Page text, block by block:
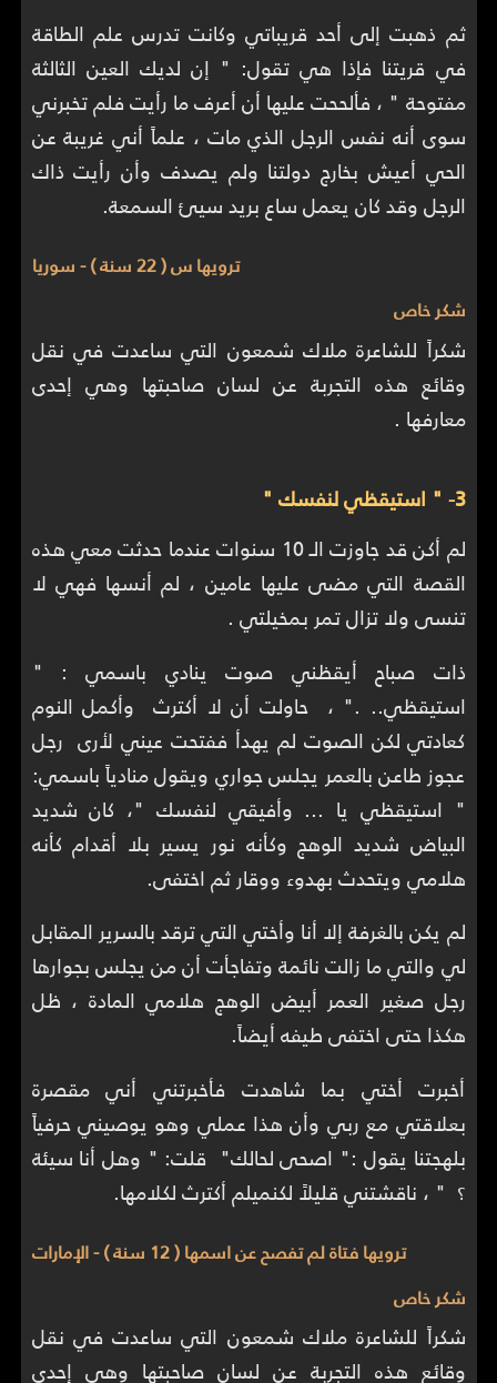
ثم ذهبت إلى أحد قريباتي وكانت تدرس علم الطاقة
في قريتنا فإذا هي تقول: " إن لديك العين الثالثة
مفتوحة " ، فألححت عليها أن أعرف ما رأيت فلم تخبرني
سوى أنه نفس الرجل الذي مات ، علماً أني غريبة عن
الحي أعيش بخارج دولتنا ولم يصدف وأن رأيت ذاك
الرجل وقد كان يعمل ساع بريد سيئ السمعة.
ترويها س ( 22 سنة ) - سوريا
شكر خاص
شكراً للشاعرة ملاك شمعون التي ساعدت في نقل
وقائع هذه التجربة عن لسان صاحبتها وهي إحدى
معارفها .
3- " استيقظي لنفسك "
لم أكن قد جاوزت الـ 10 سنوات عندما حدثت معي هذه
القصة التي مضى عليها عامين ، لم أنسها فهي لا
تنسى ولا تزال تمر بمخيلتي .
ذات صباح أيقظني صوت ينادي باسمي : "
استيقظي.. ." ، حاولت أن لا أكترث وأكمل النوم
كعادتي لكن الصوت لم يهدأ ففتحت عيني لأرى رجل
عجوز طاعن بالعمر يجلس جواري ويقول منادياً باسمي:
" استيقظي يا ... وأفيقي لنفسك "، كان شديد
البياض شديد الوهج وكأنه نور يسير بلا أقدام كأنه
هلامي ويتحدث بهدوء ووقار ثم اختفى.
لم يكن بالغرفة إلا أنا وأختي التي ترقد بالسرير المقابل
لي والتي ما زالت نائمة وتفاجأت أن من يجلس بجوارها
رجل صغير العمر أبيض الوهج هلامي المادة ، ظل
هكذا حتى اختفى طيفه أيضاً.
أخبرت أختي بما شاهدت فأخبرتني أني مقصرة
بعلاقتي مع ربي وأن هذا عملي وهو يوصيني حرفياً
بلهجتنا يقول :" اصحى لحالك" قلت: " وهل أنا سيئة
؟ " ، ناقشتني قليلاً لكنميلم أكترث لكلامها.
ترويها فتاة لم تفصح عن اسمها ( 12 سنة ) - الإمارات
شكر خاص
شكراً للشاعرة ملاك شمعون التي ساعدت في نقل
وقائع هذه التجربة عن لسان صاحبتها وهي إحدى